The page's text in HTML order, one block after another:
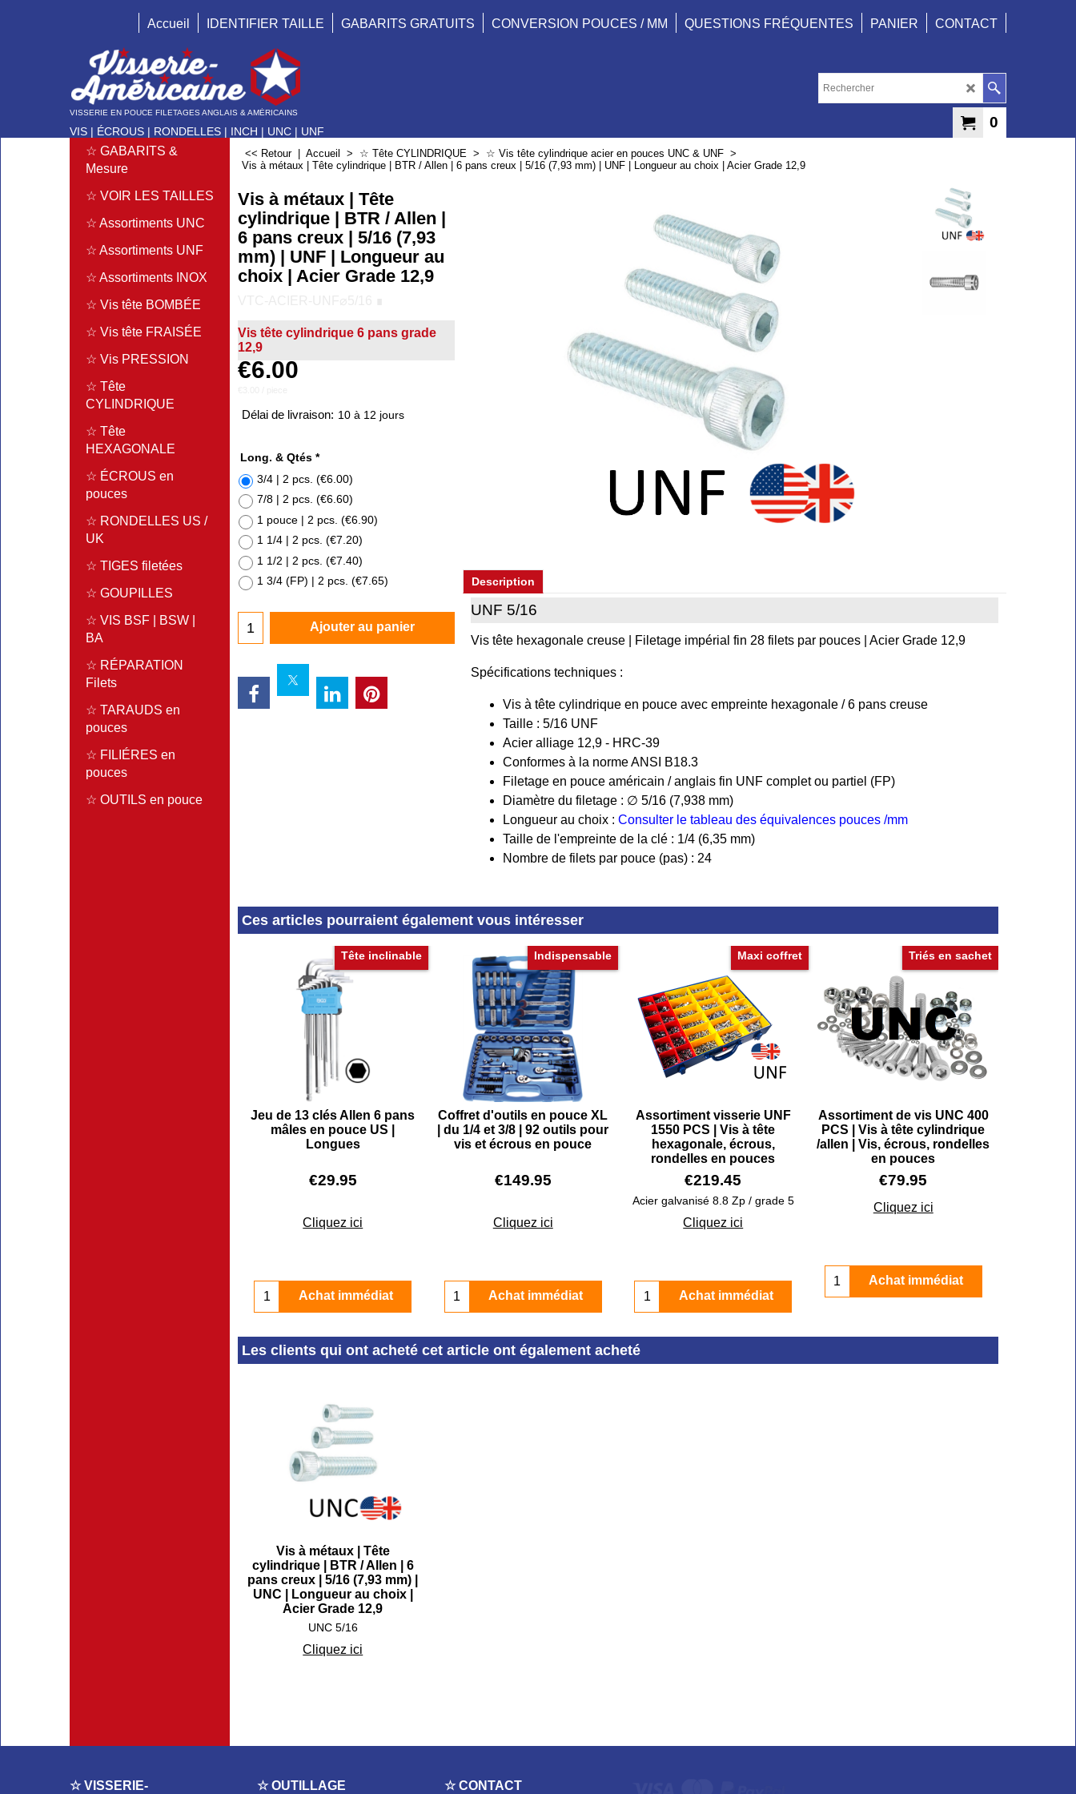
Accueil IDENTIFIER TAILLE GABARITS GRATUITS CONVERSION POUCES / MM QUESTIONS FRÉQUENTES PANIER CONTACT
VISSERIE EN POUCE FILETAGES ANGLAIS & AMÉRICAINS
VIS | ÉCROUS | RONDELLES | INCH | UNC | UNF
0
☆ GABARITS &
Mesure
☆ VOIR LES TAILLES
☆ Assortiments UNC
☆ Assortiments UNF
☆ Assortiments INOX
☆ Vis tête BOMBÉE
☆ Vis tête FRAISÉE
☆ Vis PRESSION
☆ Tête
CYLINDRIQUE
☆ Tête
HEXAGONALE
☆ ÉCROUS en
pouces
☆ RONDELLES US /
UK
☆ TIGES filetées
☆ GOUPILLES
☆ VIS BSF | BSW |
BA
☆ RÉPARATION
Filets
☆ TARAUDS en
pouces
☆ FILIÉRES en
pouces
☆ OUTILS en pouce
<< Retour Accueil > ☆ Tête CYLINDRIQUE > ☆ Vis tête cylindrique acier en pouces UNC & UNF >
Vis à métaux | Tête cylindrique | BTR / Allen | 6 pans creux | 5/16 (7,93 mm) | UNF | Longueur au choix | Acier Grade 12,9
Vis à métaux | Tête
cylindrique | BTR / Allen |
6 pans creux | 5/16 (7,93
mm) | UNF | Longueur au
choix | Acier Grade 12,9
Vis tête cylindrique 6 pans grade
12,9
€6.00
Délai de livraison: 10 à 12 jours
Long. & Qtés *
3/4 | 2 pcs. (€6.00)
7/8 | 2 pcs. (€6.60)
1 pouce | 2 pcs. (€6.90)
1 1/4 | 2 pcs. (€7.20)
1 1/2 | 2 pcs. (€7.40)
1 3/4 (FP) | 2 pcs. (€7.65)
Ajouter au panier
Description
UNF 5/16
Vis tête hexagonale creuse | Filetage impérial fin 28 filets par pouces | Acier Grade 12,9
Spécifications techniques :
Vis à tête cylindrique en pouce avec empreinte hexagonale / 6 pans creuse
Taille : 5/16 UNF
Acier alliage 12,9 - HRC-39
Conformes à la norme ANSI B18.3
Filetage en pouce américain / anglais fin UNF complet ou partiel (FP)
Diamètre du filetage : ∅ 5/16 (7,938 mm)
Longueur au choix : Consulter le tableau des équivalences pouces /mm
Taille de l'empreinte de la clé : 1/4 (6,35 mm)
Nombre de filets par pouce (pas) : 24
Ces articles pourraient également vous intéresser
Tête inclinable
Jeu de 13 clés Allen 6 pans
mâles en pouce US |
Longues
€29.95
Cliquez ici
Achat immédiat
Indispensable
Coffret d'outils en pouce XL
| du 1/4 et 3/8 | 92 outils pour
vis et écrous en pouce
€149.95
Cliquez ici
Achat immédiat
Maxi coffret
Assortiment visserie UNF
1550 PCS | Vis à tête
hexagonale, écrous,
rondelles en pouces
€219.45
Acier galvanisé 8.8 Zp / grade 5
Cliquez ici
Achat immédiat
Triés en sachet
Assortiment de vis UNC 400
PCS | Vis à tête cylindrique
/allen | Vis, écrous, rondelles
en pouces
€79.95
Cliquez ici
Achat immédiat
Les clients qui ont acheté cet article ont également acheté
Vis à métaux | Tête
cylindrique | BTR / Allen | 6
pans creux | 5/16 (7,93 mm) |
UNC | Longueur au choix |
Acier Grade 12,9
UNC 5/16
Cliquez ici
☆ VISSERIE-
☆ OUTILLAGE ☆ CONTACT